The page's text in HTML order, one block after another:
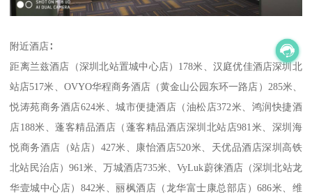
附近酒店∶
距离兰兹酒店（深圳北站置城中心店）178米、汉庭优佳酒店深圳北
站店517米、OVYO华程商务酒店（黄金山公园东环一路店）285米、
悦涛苑商务酒店624米、城市便捷酒店（油松店372米、鸿润快捷酒
店188米、蓬客精品酒店（蓬客精品酒店深圳北站店981米、深圳海
悦商务酒店（站店）427米、康怡酒店520米、天优品酒店深圳高铁
北站民治店）961米、万城酒店735米、VyLuk蔚徕酒店（深圳北站龙
华壹城中心店）842米、丽枫酒店（龙华富士康总部店）686米、维